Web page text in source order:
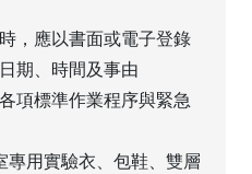
，應以書面或電子登錄
期、時間及事由
項標準作業程序與緊急
專用實驗衣、包鞋、雙層